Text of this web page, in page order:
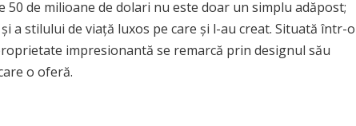
50 de milioane de dolari nu este doar un simplu adăpost;
a stilului de viață luxos pe care și l-au creat. Situată într-o
impresionantă se remarcă prin designul său
o oferă.